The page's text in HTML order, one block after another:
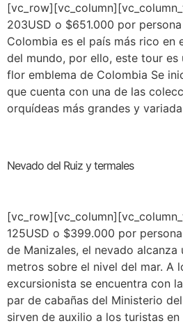
203USD o $651.000 por
Colombia es el país más rico en
del mundo, por ello, este tour es
flor emblema de Colombia Se
que cuenta con una de las
orquídeas más grandes y
Nevado del Ruiz y termales
125USD o $399.000 por
de Manizales, el nevado alcanza
metros sobre el nivel del mar. A
excursionista se encuentra con
par de cabañas del Ministerio
sirven de auxilio a los turistas